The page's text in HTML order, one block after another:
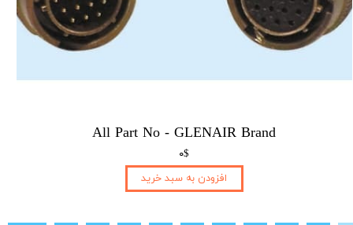
All Part No - GLENAIR Brand
۰$
افزودن به سبد خرید